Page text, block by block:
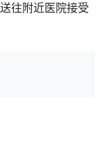
往附近医院接受